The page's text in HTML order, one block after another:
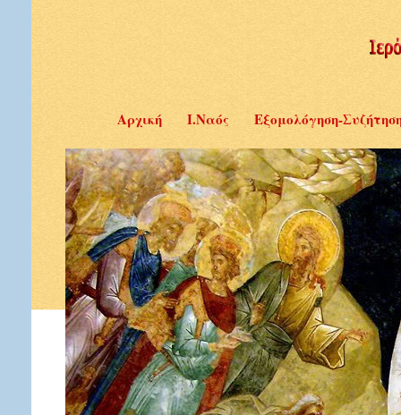
Αρχική Ι.Ναός Εξομολόγηση-